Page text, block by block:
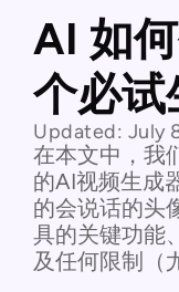
AI 如
个必试
Updated: July
在本文中，我
的AI视频生成
的会说话的头
具的关键功能
及任何限制（